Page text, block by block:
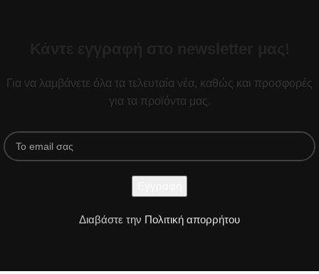
Για να λαμβάνετε όλα τα τελευταία νέα, καθώς και προσφορές
για τα προϊόντα μας.
Διαβάστε την Πολιτική απορρήτου